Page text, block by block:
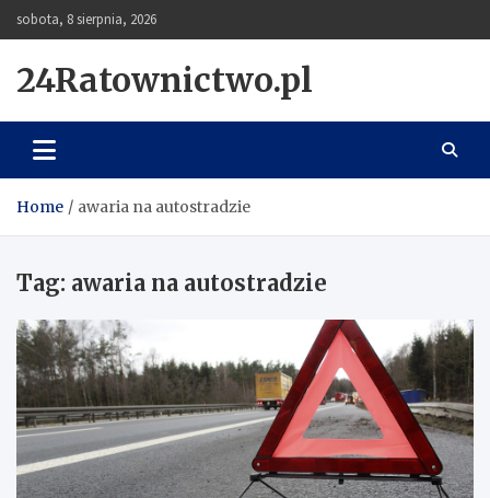
Skip
to
sobota, 8 sierpnia, 2026
24Ratownictwo.pl
Home awaria na autostradzie
Tag: awaria na autostradzie